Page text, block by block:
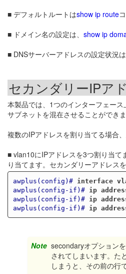
■ デフォルトルートはshow ip route
■ ドメイン名の設定は、 show ip
■ DNSサーバーアドレスの設定状況は
セカンダリーIPア
本製品では、1つのインターフェー
サブネットを混在させることができま
複数のIPアドレスを割り当てる場合
■ vlan10にIPアドレスを3つ割り当て
り当てます。セカンダリーアドレス
awplus(config)# interface
awplus(config-if)#
ip
awplus(config-if)#
ip
awplus(config-if)#
ip
Note secondaryオプション
されてしまいます。た
しまうと、その前の